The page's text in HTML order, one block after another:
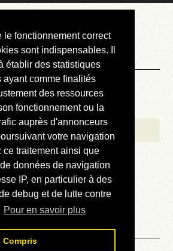
le fonctionnement correct
sont indispensables. Il
établir des statistiques
ayant comme finalités
des ressources
fonctionnement ou la
auprès d'annonceurs
votre navigation
ce traitement ainsi que
données de navigation
IP, en particulier à des
debug et de lutte contre
Pour en savoir plus
Compris
»